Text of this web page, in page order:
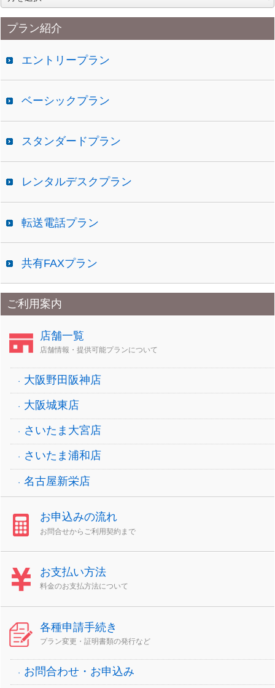
ー
カ
イプラン紹介
エントリープラン
ベーシックプラン
スタンダードプラン
レンタルデスクプラン
転送電話プラン
共有FAXプラン
ご利用案内
店舗一覧
店舗情報・提供可能プランについて
大阪野田阪神店
大阪城東店
さいたま大宮店
さいたま浦和店
名古屋新栄店
お申込みの流れ
お問合せからご利用契約まで
お支払い方法
料金のお支払方法について
各種申請手続き
プラン変更・証明書類の発行など
お問合わせ・お申込み